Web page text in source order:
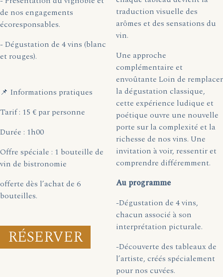
de nos engagements
écoresponsables.
- Dégustation de 4 vins (blanc
et rouges).
📌 Informations pratiques
Tarif : 15 € par personne
Durée : 1h00
Offre spéciale : 1 bouteille de
vin de bistronomie
offerte dès l’achat de 6
bouteilles.
RÉSERVER
traduction visuelle des
arômes et des sensations du
vin.
Une approche
complémentaire et
envoûtante Loin de remplacer
la dégustation classique,
cette expérience ludique et
poétique ouvre une nouvelle
porte sur la complexité et la
richesse de nos vins. Une
invitation à voir, ressentir et
comprendre différemment.
Au programme
-Dégustation de 4 vins,
chacun associé à son
interprétation picturale.
-Découverte des tableaux de
l’artiste, créés spécialement
pour nos cuvées.